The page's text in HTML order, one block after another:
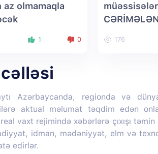
az olmamaqla
1 0 176
Azərbaycanda, regionda və
aktual məlumat təqdim edən
vaxt rejimində xəbərlərə çıxışı
idman, mədəniyyət, elm və
edirlər.